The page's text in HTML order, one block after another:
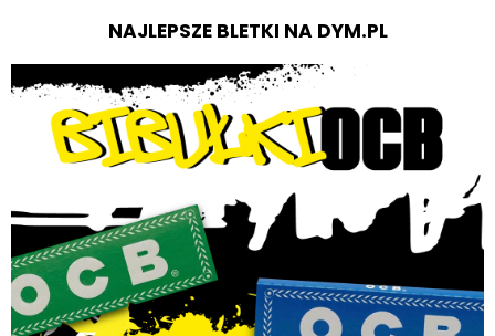
NAJLEPSZE BLETKI NA DYM.PL